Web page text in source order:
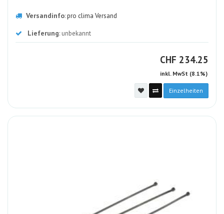
Versandinfo:pro clima Versand
Lieferung: unbekannt
CHF CHF
234.25
inkl. MwSt (8.1%)
Einzelheiten